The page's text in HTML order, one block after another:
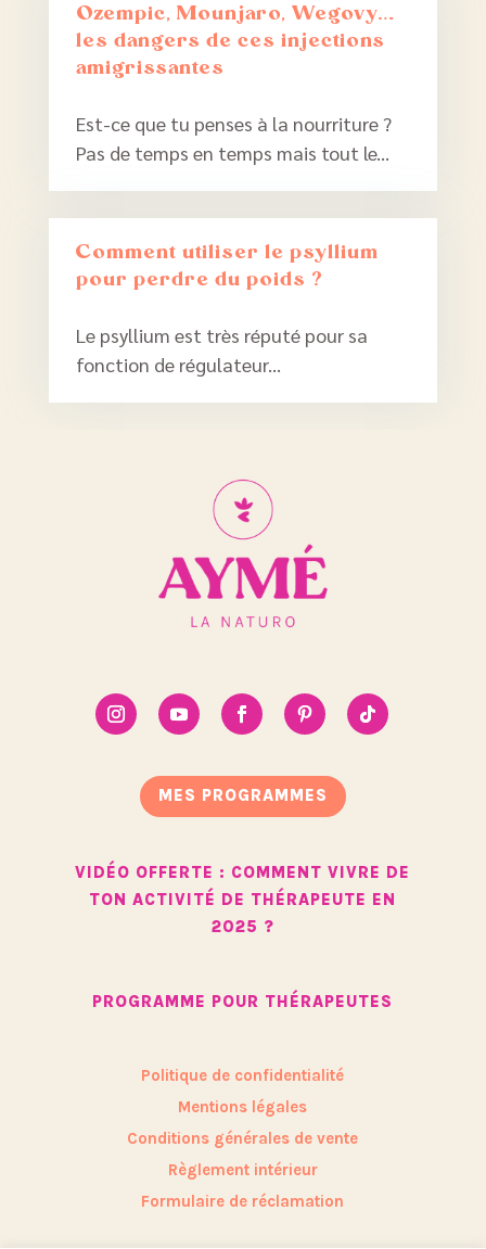
Ozempic, Mounjaro, Wegovy…
les dangers de ces injections
amigrissantes
Est-ce que tu penses à la nourriture ?
Pas de temps en temps mais tout le...
Comment utiliser le psyllium
pour perdre du poids ?
Le psyllium est très réputé pour sa
fonction de régulateur...
MES PROGRAMMES
VIDÉO OFFERTE : COMMENT VIVRE DE
TON ACTIVITÉ DE THÉRAPEUTE EN
2025 ?
PROGRAMME POUR THÉRAPEUTES
Politique de confidentialité
Mentions légales
Conditions générales de vente
Règlement intérieur
Formulaire de réclamation